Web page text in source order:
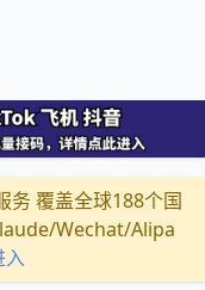
务 覆盖全球188个国
Wechat/Alipa
入